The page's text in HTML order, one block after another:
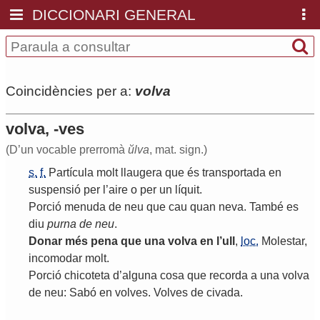
DICCIONARI GENERAL
Coincidències per a: volva
volva, -ves
(D’un vocable prerromà ŭlva, mat. sign.)
s. f. Partícula molt llaugera que és transportada en
suspensió per ’aire o per un líquit.
Porció menuda de neu que cau quan neva. També es
diu purna de neu.
Donar més pena que una volva en ’ull , loc. Molestar,
incomodar molt.
Porció chicoteta d’alguna cosa que recorda a una volva
de neu: Sabó en volves. Volves de civada.